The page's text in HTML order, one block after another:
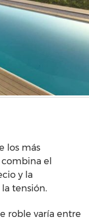
los más
el
y la
tensión.
roble varía entre